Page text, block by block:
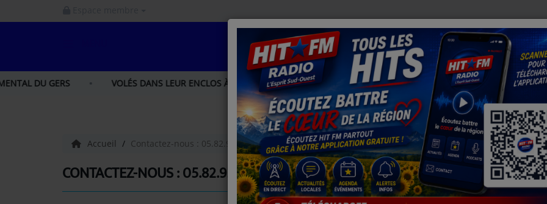
GERS VOLÉS DANS LEUR ENCLOS À IBOS, LOU ET LIA, DEUX PERROQUETS ENFIN RÉUNIS APRÈS DES SEMAINES DE
ACCUEIL
INFOS NORD GASCOGNE
INFOS HAUTES - PYRÉNÉES
Accueil Contactez-nous : 05.82.95.62.62 sms 06.50.28.28.28
CONTACTEZ-NOUS : 05.82.95.62.62 SMS 06.50.28.28.28